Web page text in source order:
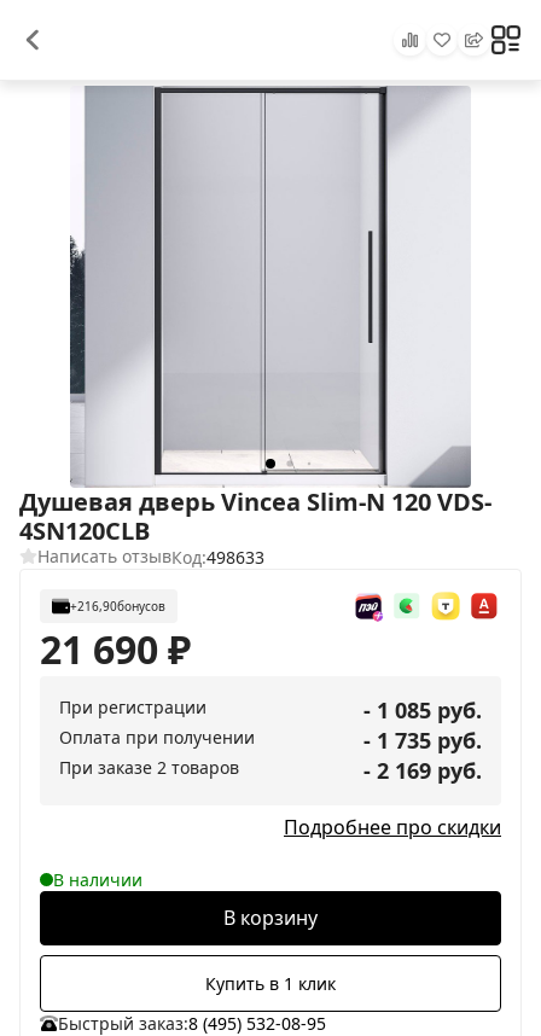
Душевая дверь Vincea Slim-N 120 VDS-
4SN120CLB
Написать отзывКод:498633
+216,90бонусов
21 690₽
При регистрации - 1 085 руб.
Оплата при получении - 1 735 руб.
При заказе 2 товаров - 2 169 руб.
Подробнее про скидки
В наличии
В корзину
Купить в 1 клик
Быстрый заказ:8 (495) 532-08-95